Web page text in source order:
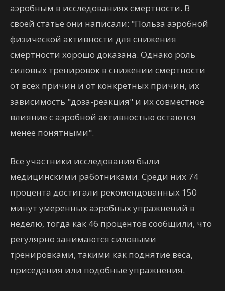
аэробным в исследованиях смертности. В
своей статье они написали: "Польза аэробной
физической активности для снижения
смертности хорошо доказана. Однако роль
силовых тренировок в снижении смертности
от всех причин и от конкретных причин, их
зависимость "доза-реакция" и их совместное
влияние с аэробной активностью остаются
менее понятными".
Все участники исследования были
медицинскими работниками. Среди них 74
процента достигали рекомендованных 150
минут умеренных аэробных упражнений в
неделю, тогда как 46 процентов сообщили, что
регулярно занимаются силовыми
тренировками, такими как поднятие веса,
приседания или подобные упражнения.